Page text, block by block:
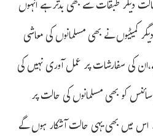
دیگر طبقات سے بھی بدتر ہے انہوں
کمیٹیوں نے بھی مسلمانوں کی معاشی
کی سفارشات پر عمل آوری نہیں کی
کو بھی مسلمانوں کی حالت پر
میں بھی یہی حالت آشکار ہوں گے